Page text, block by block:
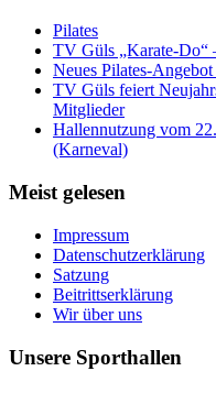
Pilates
TV Güls „Karate-Do“
Neues Pilates-
TV Güls feiert
Mitglieder
Hallennutzung vom
(Karneval)
Meist gelesen
Impressum
Datenschutzerklärung
Satzung
Beitrittserklärung
Wir über uns
Unsere Sporthallen